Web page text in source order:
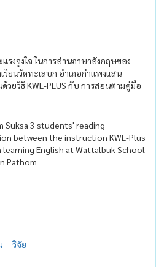
รงจูงใจ ในการอ่านภาษาอังกฤษของ
รียนวัดทะเลบก อำเภอกำแพงแสน
ยวิธี KWL-PLUS กับ การสอนตามคู่มือ
Suksa 3 students' reading
between the instruction KWL-Plus
English at Wattalbuk School
Pathom
--วิจัย